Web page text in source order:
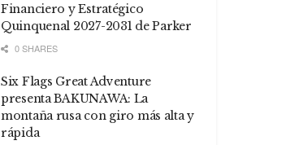
Financiero y Estratégico
Quinquenal 2027-2031 de Parker
0 SHARES
Six Flags Great Adventure
presenta BAKUNAWA: La
montaña rusa con giro más alta y
rápida